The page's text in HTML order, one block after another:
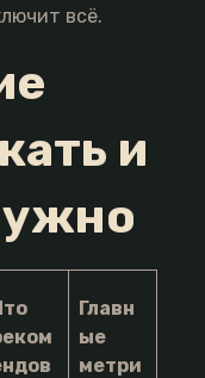
всё.
и
Главн
ые
метри